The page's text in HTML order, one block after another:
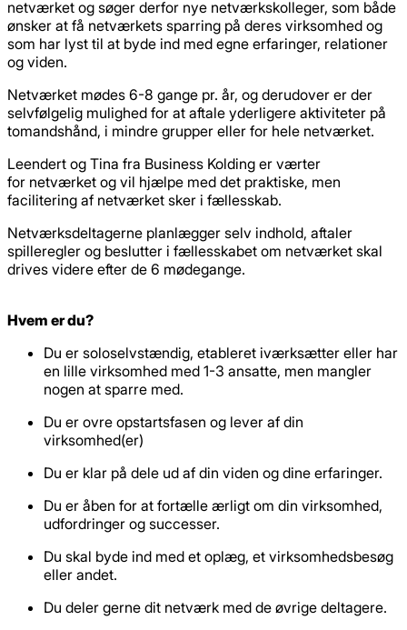
netværket og søger derfor nye netværkskolleger, som både
ønsker at få netværkets sparring på deres virksomhed og
som har lyst til at byde ind med egne erfaringer, relationer
og viden.
Netværket mødes 6-8 gange pr. år, og derudover er der
selvfølgelig mulighed for at aftale yderligere aktiviteter på
tomandshånd, i mindre grupper eller for hele netværket.
Leendert og Tina fra Business Kolding er værter
for netværket og vil hjælpe med det praktiske, men
facilitering af netværket sker i fællesskab.
Netværksdeltagerne planlægger selv indhold, aftaler
spilleregler og beslutter i fællesskabet om netværket skal
drives videre efter de 6 mødegange.
Hvem er du?
Du er soloselvstændig, etableret iværksætter eller har
en lille virksomhed med 1-3 ansatte, men mangler
nogen at sparre med.
Du er ovre opstartsfasen og lever af din
virksomhed(er)
Du er klar på dele ud af din viden og dine erfaringer.
Du er åben for at fortælle ærligt om din virksomhed,
udfordringer og successer.
Du skal byde ind med et oplæg, et virksomhedsbesøg
eller andet.
Du deler gerne dit netværk med de øvrige deltagere.